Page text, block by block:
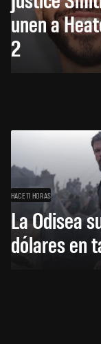
unen a
2
HACE 11 HORAS
La Odisea
dólares en